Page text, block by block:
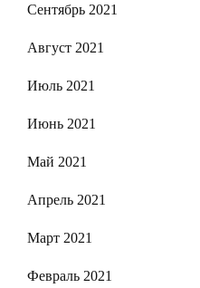
Сентябрь 2021
Август 2021
Июль 2021
Июнь 2021
Май 2021
Апрель 2021
Март 2021
Февраль 2021